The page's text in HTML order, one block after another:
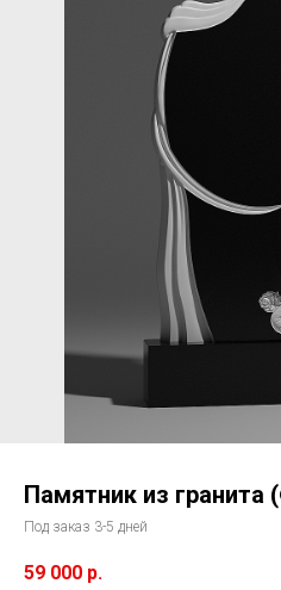
Памятник из гранита
Под заказ 3-5 дней
59 000 р.